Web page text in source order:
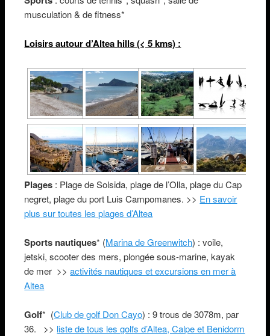
musculation & de fitness*
Loisirs autour d’Altea hills (< 5 kms) :
Plages : Plage de Solsida, plage de l’Olla, plage du Cap
negret, plage du port Luis Campomanes. >> En savoir
plus sur toutes les plages d’Altea
Sports nautiques* (Marina de Greenwitch) : voile,
jetski, scooter des mers, plongée sous-marine, kayak
de mer >>activités nautiques et excursions en mer à
Altea
Golf* (Club de golf Don Cayo) : 9 trous de 3078m, par
36. >> liste de tous les golfs d’Altea, Calpe et Benidorm